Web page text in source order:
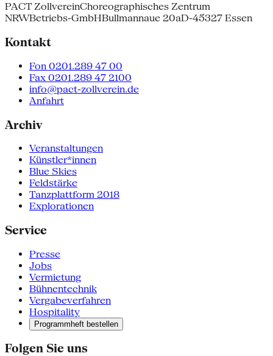
PACT ZollvereinChoreographisches Zentrum
NRWBetriebs-GmbHBullmannaue 20aD-45327 Essen
Kontakt
Fon 0201.289 47 00
Fax 0201.289 47 2100
info@pact-zollverein.de
Anfahrt
Archiv
Veranstaltungen
Künstler*innen
Blue Skies
Feldstärke
Tanzplattform 2018
Explorationen
Service
Presse
Jobs
Vermietung
Bühnentechnik
Vergabeverfahren
Hospitality
Programmheft bestellen
Folgen Sie uns